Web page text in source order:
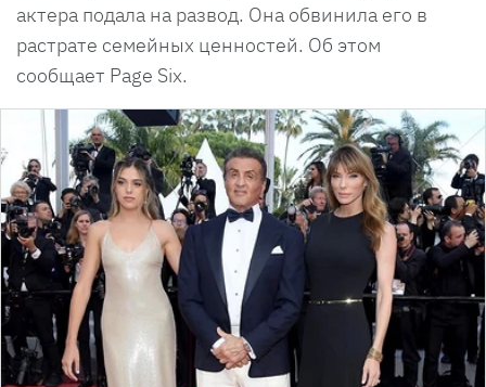
актера подала на развод. Она обвинила его в
растрате семейных ценностей. Об этом
сообщает Page Six.